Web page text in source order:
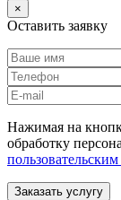
×
Оставить заявку
Нажимая на
обработку
Заказать услугу